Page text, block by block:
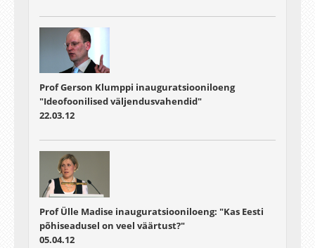
Prof Gerson Klumppi inauguratsiooniloeng
"Ideofoonilised väljendusvahendid"
22.03.12
Prof Ülle Madise inauguratsiooniloeng: "Kas Eesti
põhiseadusel on veel väärtust?"
05.04.12